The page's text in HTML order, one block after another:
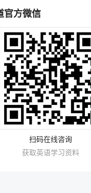
官方微信
扫码在线咨询
获取英语学习资料